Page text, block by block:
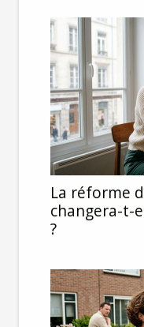
La réforme
changera-t-
?